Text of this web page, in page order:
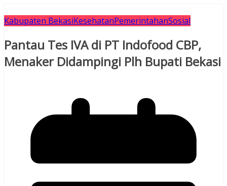
Kabupaten BekasiKesehatanPemerintahanSosial
Pantau Tes IVA di PT Indofood CBP,
Menaker Didampingi Plh Bupati Bekasi